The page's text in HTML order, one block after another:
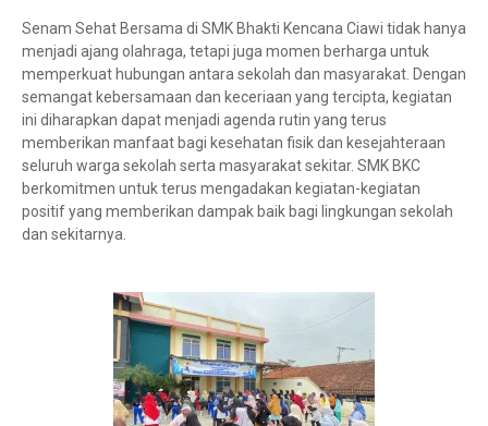
Senam Sehat Bersama di SMK Bhakti Kencana Ciawi tidak hanya
menjadi ajang olahraga, tetapi juga momen berharga untuk
memperkuat hubungan antara sekolah dan masyarakat. Dengan
semangat kebersamaan dan keceriaan yang tercipta, kegiatan
ini diharapkan dapat menjadi agenda rutin yang terus
memberikan manfaat bagi kesehatan fisik dan kesejahteraan
seluruh warga sekolah serta masyarakat sekitar. SMK BKC
berkomitmen untuk terus mengadakan kegiatan-kegiatan
positif yang memberikan dampak baik bagi lingkungan sekolah
dan sekitarnya.